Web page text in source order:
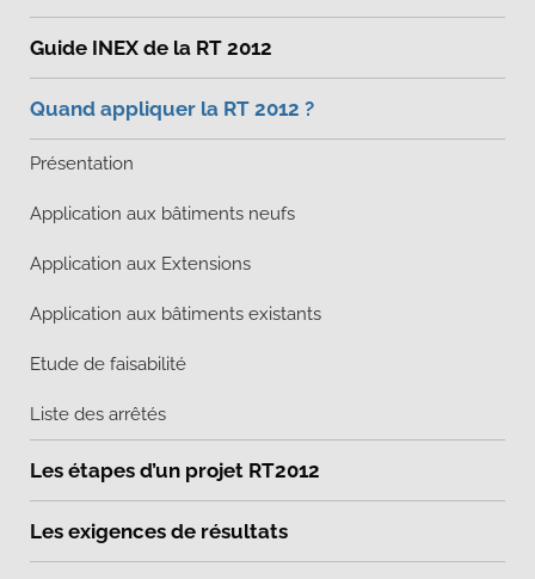
Guide INEX de la RT 2012
Quand appliquer la RT 2012 ?
Présentation
Application aux bâtiments neufs
Application aux Extensions
Application aux bâtiments existants
Etude de faisabilité
Liste des arrêtés
Les étapes d’un projet RT2012
Les exigences de résultats